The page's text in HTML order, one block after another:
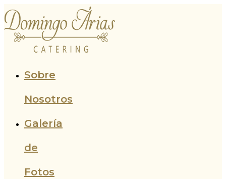
al
contenido
Sobre
Nosotros
Galería
de
Fotos